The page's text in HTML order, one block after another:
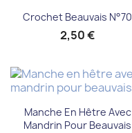
Crochet Beauvais N°70
2,50 €
Manche En Hêtre Avec
Mandrin Pour Beauvais